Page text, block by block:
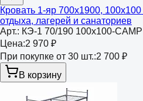
Кровать 1-яр 700х1900,
отдыха, лагерей и санаториев
Арт.: КЭ-1 70/190 100х100-CAMP
Цена:2 970 ₽
При покупке от 30 шт.:2 700 ₽
В корзину